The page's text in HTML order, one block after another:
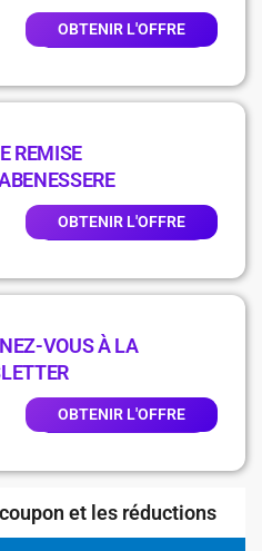
OBTENIR L'OFFRE
REMISE
OBTENIR L'OFFRE
VOUS À LA
OBTENIR L'OFFRE
et les réductions